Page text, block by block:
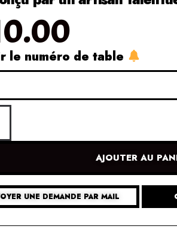
le numéro de table
AJOUTER AU
UNE DEMANDE PAR MAIL